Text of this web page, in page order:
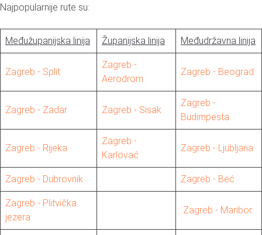
Najpopularnije rute su:
Međužupanijska linija Županijska linija Međudržavna linija
Zagreb - Split
Zagreb -
Aerodrom
Zagreb - Beograd
Zagreb - Zadar Zagreb - Sisak
Zagreb -
Budimpesta
Zagreb - Rijeka
Zagreb -
Karlovać
Zagreb - Ljubljana
Zagreb - Dubrovnik Zagreb - Beć
Zagreb - Plitvička
jezera
Zagreb - Maribor